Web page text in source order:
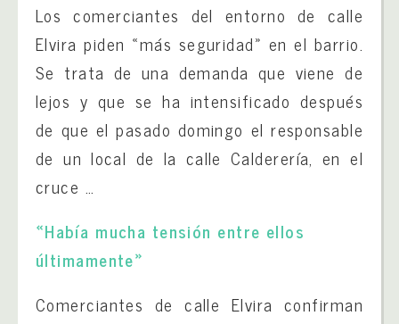
Los comerciantes del entorno de calle
Elvira piden «más seguridad» en el barrio.
Se trata de una demanda que viene de
lejos y que se ha intensificado después
de que el pasado domingo el responsable
de un local de la calle Calderería, en el
cruce …
«Había mucha tensión entre ellos
últimamente»
Comerciantes de calle Elvira confirman